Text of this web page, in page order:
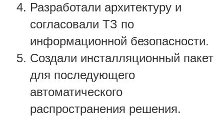
Разработали архитектуру и
согласовали ТЗ по
информационной безопасности.
Создали инсталляционный пакет
для последующего
автоматического
распространения решения.